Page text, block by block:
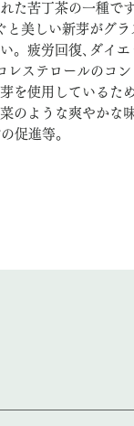
た苦丁茶の一種で
美しい新芽がグラ
。疲労回復､ダイエ
レステロールのコン
を使用しているた
のような爽やかな
促進等。